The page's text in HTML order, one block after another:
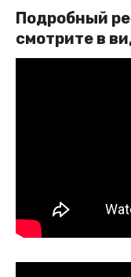
Подробный
смотрите в